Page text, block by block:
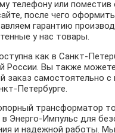
телефону или поместив
после чего
гарантию
у нас товары.
как в Санкт-
России. Вы также можете
заказ самостоятельно с
Петербурге.
трансформатор
в Энерго-Импульс для
и надежной работы. Мы